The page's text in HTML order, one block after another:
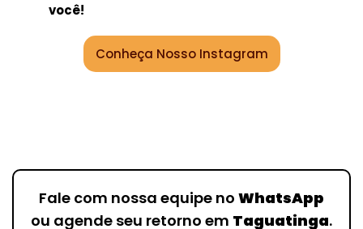
você!
Conheça Nosso Instagram
Fale com nossa equipe no WhatsApp
ou agende seu retorno em Taguatinga.